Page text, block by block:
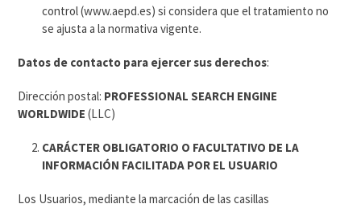
control (www.aepd.es) si considera que el tratamiento no
se ajusta a la normativa vigente.
Datos de contacto para ejercer sus derechos:
Dirección postal: PROFESSIONAL SEARCH ENGINE
WORLDWIDE (LLC)
CARÁCTER OBLIGATORIO O FACULTATIVO DE LA
INFORMACIÓN FACILITADA POR EL USUARIO
Los Usuarios, mediante la marcación de las casillas